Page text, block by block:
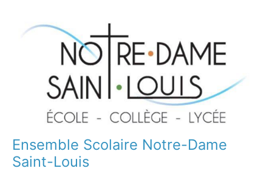
contenu
Ensemble Scolaire Notre-Dame
Saint-Louis